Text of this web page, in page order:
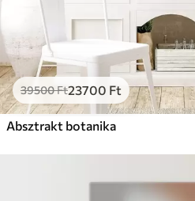
39500Ft23700 Ft
Absztrakt botanika